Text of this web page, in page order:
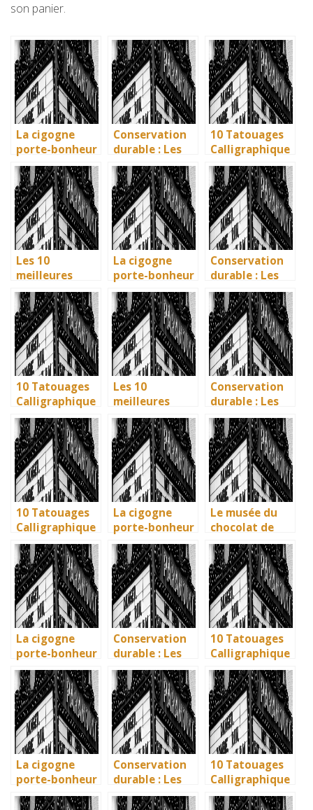
son panier.
La cigogne
porte-bonheur
: que dit la
légende ? Son
influence dans
la littérature
enfantine
Conservation
durable : Les
nouvelles
méthodes
écologiques du
British
Museum
10 Tatouages
Calligraphique
s : Citations et
Phrases
Uniques pour
immortaliser
vos amitiés
Les 10
meilleures
villes d’Italie à
visiter en 2025
: Ravenne, la
ville aux huit
monuments
UNESCO
La cigogne
porte-bonheur
: que dit la
légende ? Son
influence dans
la littérature
enfantine
Conservation
durable : Les
nouvelles
méthodes
écologiques du
British
Museum
10 Tatouages
Calligraphique
s : Citations et
Phrases
Uniques pour
immortaliser
vos amitiés
Les 10
meilleures
villes d’Italie à
visiter en 2025
: Ravenne, la
ville aux huit
monuments
UNESCO
Conservation
durable : Les
nouvelles
méthodes
écologiques du
British
Museum
10 Tatouages
Calligraphique
s : Citations et
Phrases
Uniques pour
immortaliser
vos amitiés
La cigogne
porte-bonheur
: que dit la
légende ? Son
influence dans
la littérature
enfantine
Le musée du
chocolat de
Bayonne : la
mémoire
vivante des
artisans
basques
La cigogne
porte-bonheur
: que dit la
légende ? Son
influence dans
la littérature
enfantine
Conservation
durable : Les
nouvelles
méthodes
écologiques du
British
Museum
10 Tatouages
Calligraphique
s : Citations et
Phrases
Uniques pour
immortaliser
vos amitiés
La cigogne
porte-bonheur
: que dit la
Conservation
durable : Les
nouvelles
10 Tatouages
Calligraphique
s : Citations et